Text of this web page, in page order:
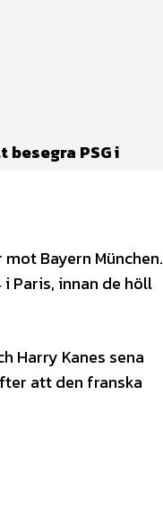
PSG i
Bayern München.
Paris, innan de höll
Harry Kanes sena
att den franska